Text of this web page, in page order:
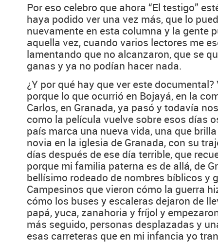
Por eso celebro que ahora “El testigo”
haya podido ver una vez más, que lo
nuevamente en esta columna y la gente
aquella vez, cuando varios lectores me
lamentando que no alcanzaron, que se
ganas y ya no podían hacer nada.
¿Y por qué hay que ver este
porque lo que ocurrió en Bojayá, en la
Carlos, en Granada, ya pasó y todavía
como la película vuelve sobre esos días
país marca una nueva vida, una que
novia en la iglesia de Granada, con su
días después de ese día terrible, que
porque mi familia paterna es de allá, de
bellísimo rodeado de nombres bíblicos y
Campesinos que vieron cómo la guerra
cómo los buses y escaleras dejaron de
papá, yuca, zanahoria y fríjol y
más seguido, personas desplazadas y
esas carreteras que en mi infancia yo